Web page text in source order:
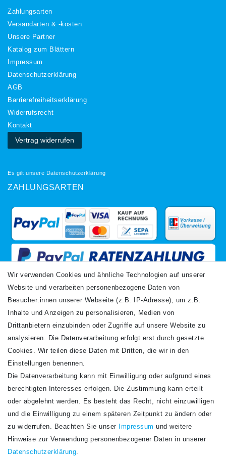
Zahlungsarten
Versandarten & -kosten
Unsere Partner
Katalog zum Blättern
Impressum
Daten­schutz­erklärung
AGB
Barrierefreiheitserklärung
Widerrufs­recht
Kontakt
Vertrag widerrufen
Es gilt unsere Datenschutzerklärung
ZAHLUNGSARTEN
VERSANDARTEN
Newsletter
Honig
Hiermit bestätige ich, dass ich dieDaten­schutz­erklärunggelesen habe. Meine
Wir verwenden Cookies und ähnliche Technologien auf unserer
Website und verarbeiten personenbezogene Daten von
Besucher:innen unserer Webseite (z.B. IP-Adresse), um z.B.
Inhalte und Anzeigen zu personalisieren, Medien von
Drittanbietern einzubinden oder Zugriffe auf unsere Website zu
analysieren. Die Datenverarbeitung erfolgt erst durch gesetzte
Cookies. Wir teilen diese Daten mit Dritten, die wir in den
Einstellungen benennen.
Die Datenverarbeitung kann mit Einwilligung oder aufgrund eines
berechtigten Interesses erfolgen. Die Zustimmung kann erteilt
oder abgelehnt werden. Es besteht das Recht, nicht einzuwilligen
und die Einwilligung zu einem späteren Zeitpunkt zu ändern oder
zu widerrufen. Beachten Sie unser
Impressum und weitere
Hinweise zur Verwendung personenbezogener Daten in unserer
Daten­schutz­erklärung.